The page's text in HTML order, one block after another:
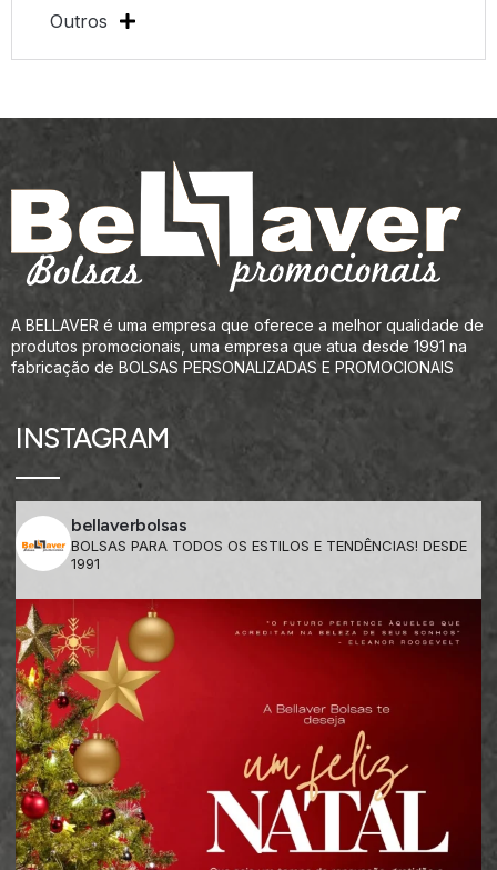
Outros
A BELLAVER é uma empresa que oferece a melhor qualidade de
produtos promocionais, uma empresa que atua desde 1991 na
fabricação de BOLSAS PERSONALIZADAS E PROMOCIONAIS
INSTAGRAM
bellaverbolsas
BOLSAS PARA TODOS OS ESTILOS E TENDÊNCIAS! DESDE
1991